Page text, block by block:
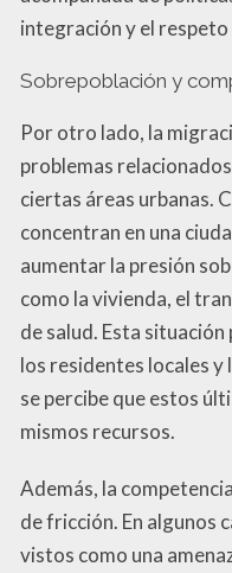
integración y el
Sobrepoblación y
Por otro lado, la
problemas
ciertas áreas urbanas.
concentran en una
aumentar la presión
como la vivienda, el
de salud. Esta
los residentes locales y
se percibe que estos
mismos recursos.
Además, la
de fricción. En algunos
vistos como una